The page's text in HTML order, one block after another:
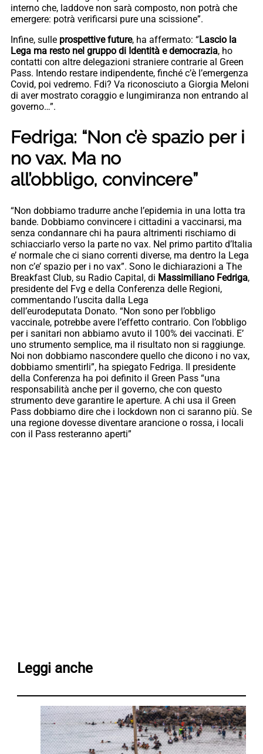
interno che, laddove non sarà composto, non potrà che
emergere: potrà verificarsi pure una scissione”.
Infine, sulle prospettive future, ha affermato: “Lascio la
Lega ma resto nel gruppo di Identità e democrazia, ho
contatti con altre delegazioni straniere contrarie al Green
Pass. Intendo restare indipendente, finché c’è l’emergenza
Covid, poi vedremo. Fdi? Va riconosciuto a Giorgia Meloni
di aver mostrato coraggio e lungimiranza non entrando al
governo…”.
Fedriga: “Non c’è spazio per i
no vax. Ma no
all’obbligo, convincere”
“Non dobbiamo tradurre anche l’epidemia in una lotta tra
bande. Dobbiamo convincere i cittadini a vaccinarsi, ma
senza condannare chi ha paura altrimenti rischiamo di
schiacciarlo verso la parte no vax. Nel primo partito d’Italia
e’ normale che ci siano correnti diverse, ma dentro la Lega
non c’e’ spazio per i no vax”. Sono le dichiarazioni a The
Breakfast Club, su Radio Capital, di Massimiliano Fedriga,
presidente del Fvg e della Conferenza delle Regioni,
commentando l’uscita dalla Lega
dell’eurodeputata Donato. “Non sono per l’obbligo
vaccinale, potrebbe avere l’effetto contrario. Con l’obbligo
per i sanitari non abbiamo avuto il 100% dei vaccinati. E’
uno strumento semplice, ma il risultato non si raggiunge.
Noi non dobbiamo nascondere quello che dicono i no vax,
dobbiamo smentirli”, ha spiegato Fedriga. Il presidente
della Conferenza ha poi definito il Green Pass “una
responsabilità anche per il governo, che con questo
strumento deve garantire le aperture. A chi usa il Green
Pass dobbiamo dire che i lockdown non ci saranno più. Se
una regione dovesse diventare arancione o rossa, i locali
con il Pass resteranno aperti”
Leggi anche